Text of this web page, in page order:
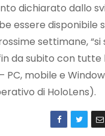
dichiarato dallo
essere disponibile
settimane, “si
da subito con tutte
mobile e
di HoloLens).